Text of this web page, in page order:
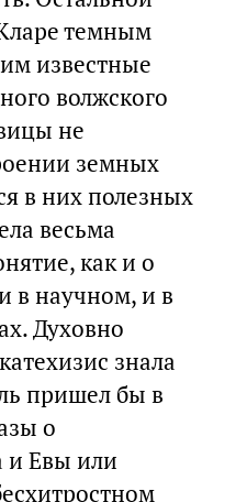
темным
известные
волжского
не
земных
в них полезных
весьма
как и о
в научном, и в
Духовно
знала
пришел бы в
о
и Евы или